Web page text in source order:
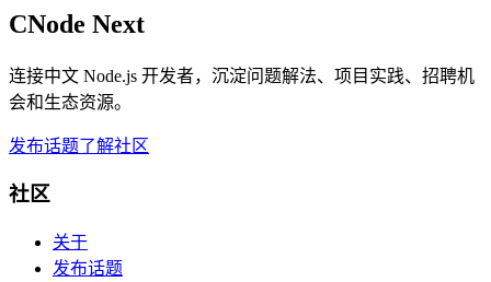
CNode Next
连接中文 Node.js 开发者，沉淀问题解法、项目实践、招聘机
会和生态资源。
发布话题了解社区
社区
关于
发布话题